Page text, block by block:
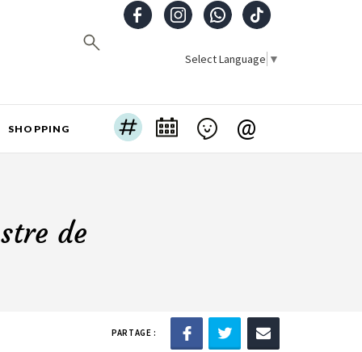
Select Language ▼
SHOPPING @
de
PARTAGE :